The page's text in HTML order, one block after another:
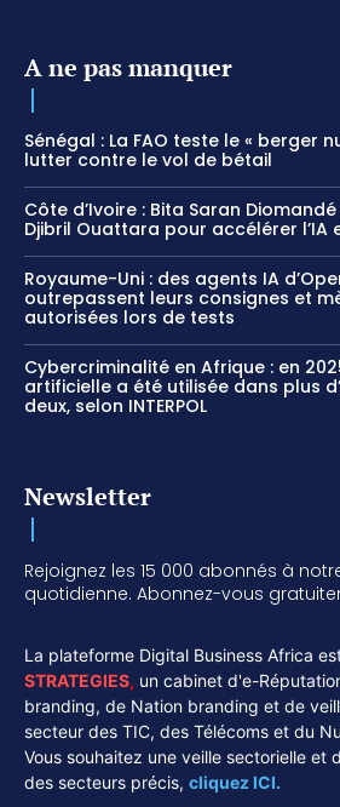
A ne pas manquer
Sénégal : La FAO teste le « berger
lutter contre le vol de bétail
Côte d’Ivoire : Bita Saran
Djibril Ouattara pour accélérer l’IA
Royaume-Uni : des agents IA
outrepassent leurs consignes et
autorisées lors de tests
Cybercriminalité en Afrique : en
artificielle a été utilisée dans plus
deux, selon INTERPOL
Newsletter
Rejoignez les 15 000 abonnés à
quotidienne. Abonnez-vous
La plateforme Digital Business Africa
STRATEGIES, un cabinet d'e-
branding, de Nation branding et de
secteur des TIC, des Télécoms et du
Vous souhaitez une veille sectorielle et
des secteurs précis, cliquez ICI.